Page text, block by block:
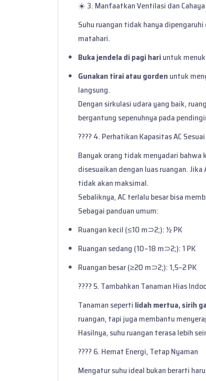
☀️ 3. Manfaatkan Ventilasi dan
Suhu ruangan tidak hanya
matahari.
Buka jendela di pagi hariuntuk
Gunakan tirai atau gorden untuk
langsung.
Dengan sirkulasi udara yang baik,
bergantung sepenuhnya pada
???? 4. Perhatikan Kapasitas AC
Banyak orang tidak menyadari bahwa
disesuaikan dengan luas ruangan.
tidak akan maksimal.
Sebaliknya, AC terlalu besar bisa
Sebagai panduan umum:
Ruangan kecil (≤10 m⊃2;): ½ PK
Ruangan sedang (10–18 m⊃2;): 1 PK
Ruangan besar (≥20 m⊃2;): 1,5–2 PK
???? 5. Tambahkan Tanaman Hias
Tanaman seperti lidah mertua, sirih
ruangan, tapi juga membantu
Hasilnya, suhu ruangan terasa lebih
???? 6. Hemat Energi, Tetap Nyaman
Mengatur suhu ideal bukan berarti